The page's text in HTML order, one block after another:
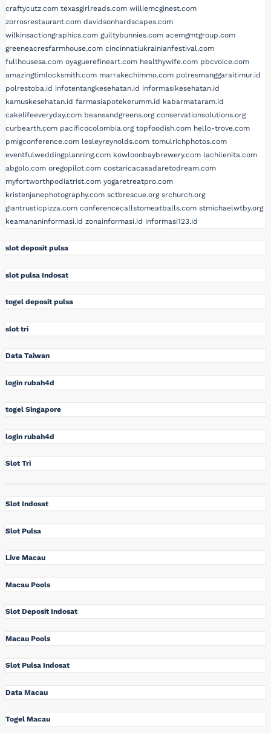
craftycutz.com texasgirlreads.com williemcginest.com
zorrosrestaurant.com davidsonhardscapes.com
wilkinsactiongraphics.com guiltybunnies.com acemgmtgroup.com
greeneacresfarmhouse.com cincinnatiukrainianfestival.com
fullhousesa.com oyaguerefineart.com healthywife.com pbcvoice.com
amazingtimlocksmith.com marrakechimmo.com polresmanggaraitimur.id
polrestoba.id infotentangkesehatan.id informasikesehatan.id
kamuskesehatan.id farmasiapotekerumm.id kabarmataram.id
cakelifeeveryday.com beansandgreens.org conservationsolutions.org
curbearth.com pacificocolombia.org topfoodish.com hello-trove.com
pmigconference.com lesleyreynolds.com tomulrichphotos.com
eventfulweddingplanning.com kowloonbaybrewery.com lachilenita.com
abgolo.com oregopilot.com costaricacasadaretodream.com
myfortworthpodiatrist.com yogaretreatpro.com
kristenjanephotography.com sctbrescue.org srchurch.org
giantrusticpizza.com conferencecallstomeatballs.com stmichaelwtby.org
keamananinformasi.id zonainformasi.id informasi123.id
slot deposit pulsa
slot pulsa Indosat
togel deposit pulsa
slot tri
Data Taiwan
login rubah4d
togel Singapore
login rubah4d
Slot Tri
Slot Indosat
Slot Pulsa
Live Macau
Macau Pools
Slot Deposit Indosat
Macau Pools
Slot Pulsa Indosat
Data Macau
Togel Macau